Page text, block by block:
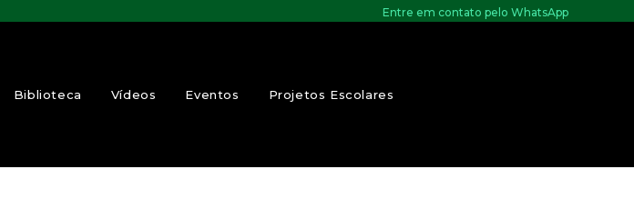
Entre em contato pelo WhatsApp
Biblioteca Vídeos Eventos Projetos Escolares